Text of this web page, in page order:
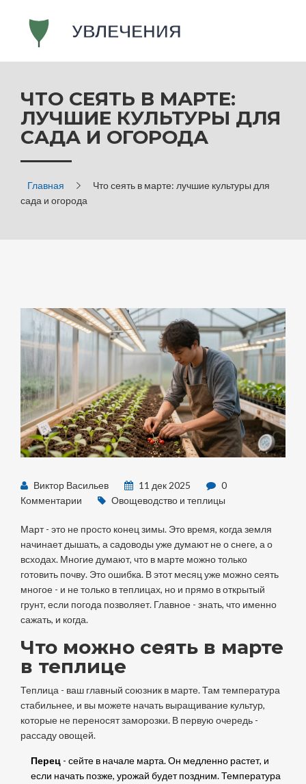
ЧТО СЕЯТЬ В МАРТЕ:
ЛУЧШИЕ КУЛЬТУРЫ ДЛЯ
САДА И ОГОРОДА
Главная
Что сеять в марте: лучшие культуры для
сада и огорода
Виктор Васильев 11 дек 2025
0
Комментарии
Овощеводство и теплицы
Март - это не просто конец зимы. Это время, когда земля
начинает дышать, а садоводы уже думают не о снеге, а о
всходах. Многие думают, что в марте можно только
готовить почву. Это ошибка. В этот месяц уже можно сеять
многое - и не только в теплицах, но и прямо в открытый
грунт, если погода позволяет. Главное - знать, что именно
сажать, и когда.
Что можно сеять в марте
в теплице
Теплица - ваш главный союзник в марте. Там температура
стабильнее, и вы можете начать выращивание культур,
которые не переносят заморозки. В первую очередь -
рассаду овощей.
Перец- сейте в начале марта. Он медленно растет, и
если начать позже, урожай будет поздним. Температура